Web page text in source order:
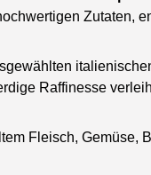
Zutaten,
Raffinesse
Fleisch, Gemüse,